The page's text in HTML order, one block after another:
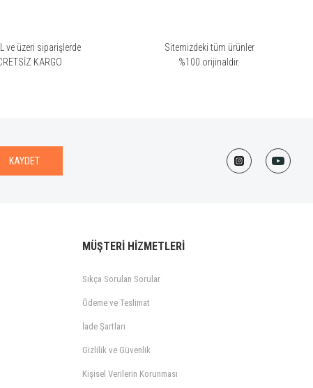
ve üzeri siparişlerde
KARGO
Sitemizdeki tüm ürünler
%100 orijinaldir.
KAYDET
MÜŞTERİ HİZMETLERİ
Sıkça Sorulan Sorular
Ödeme ve Teslimat
İade Şartları
Gizlilik ve Güvenlik
Kişisel Verilerin Korunması